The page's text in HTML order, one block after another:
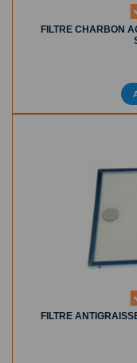
FILTRE CHARBON
FILTRE